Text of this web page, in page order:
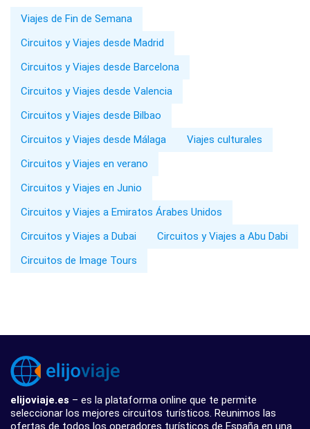
Viajes de Fin de Semana
Circuitos y Viajes desde Madrid
Circuitos y Viajes desde Barcelona
Circuitos y Viajes desde Valencia
Circuitos y Viajes desde Bilbao
Circuitos y Viajes desde Málaga
Viajes culturales
Circuitos y Viajes en verano
Circuitos y Viajes en Junio
Circuitos y Viajes a Emiratos Árabes Unidos
Circuitos y Viajes a Dubai
Circuitos y Viajes a Abu Dabi
Circuitos de Image Tours
elijoviaje.es – es la plataforma online que te permite
seleccionar los mejores circuitos turísticos. Reunimos las
ofertas de todos los operadores turísticos de España en una